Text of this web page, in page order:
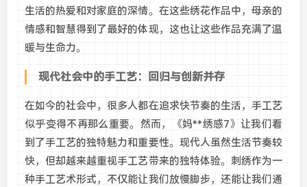
生活的热爱和对家庭的深情。在这些绣花作品中，母亲的
情感和智慧得到了最好的体现，这也让这些作品充满了温
暖与生命力。
现代社会中的手工艺：回归与创新并存
在如今的社会中，很多人都在追求快节奏的生活，手工艺
似乎变得不再那么重要。然而，《妈**绣感7》让我们看
到了手工艺的独特魅力和重要性。现代人虽然生活节奏较
快，但却越来越重视手工艺带来的独特体验。刺绣作为一
种手工艺术形式，不仅能让我们放慢脚步，还能让我们通